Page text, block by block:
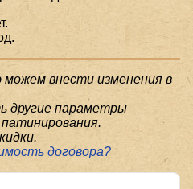
внести изменения в
другие параметры
договора?